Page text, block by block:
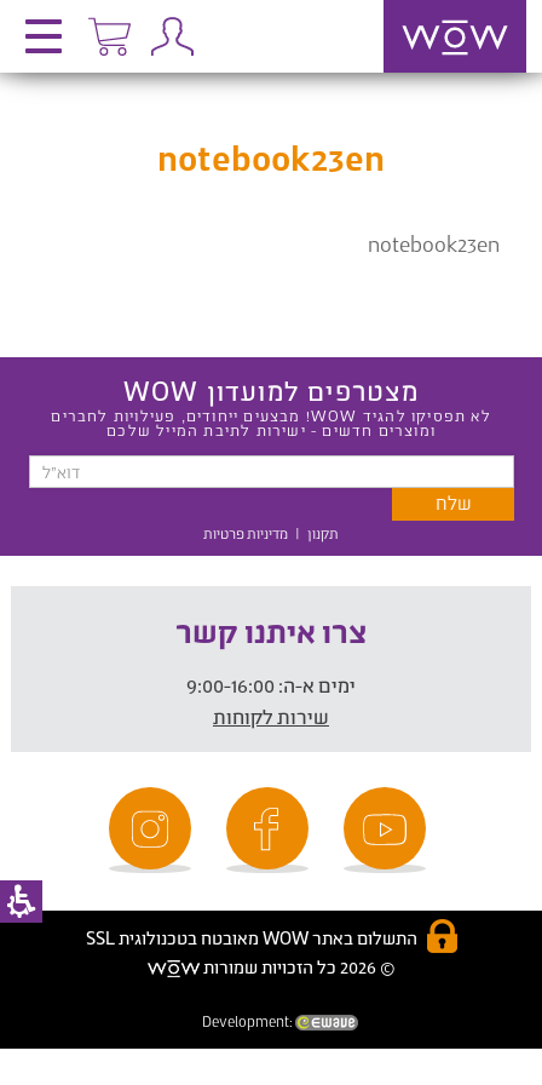
notebook23en
notebook23en
מצטרפים למועדון WOW
לא תפסיקו להגיד WOW! מבצעים ייחודים, פעילויות לחברים
ומוצרים חדשים - ישירות לתיבת המייל שלכם
תקנון | מדיניות פרטיות
צרו איתנו קשר
ימים א-ה:
שירות לקוחות
התשלום באתר WOW מאובטח בטכנולוגית SSL
© 2026 כל הזכויות שמורות
Development: